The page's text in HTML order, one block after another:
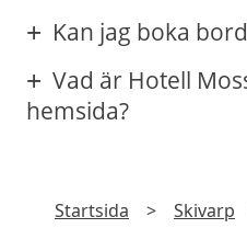
Kan jag boka
Vad är Hotell
hemsida?
Startsida > Skivarp